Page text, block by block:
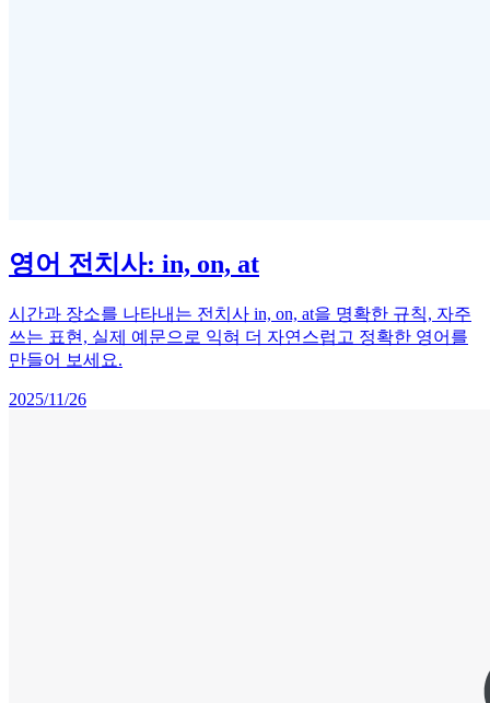
영어 전치사: in, on, at
시간과 장소를 나타내는 전치사 in, on, at을 명확한 규칙, 자주
쓰는 표현, 실제 예문으로 익혀 더 자연스럽고 정확한 영어를
만들어 보세요.
2025/11/26